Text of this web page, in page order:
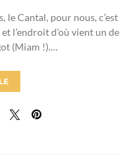
le Cantal, pour nous, c’est
l’endroit d’où vient un de
(Miam !).…